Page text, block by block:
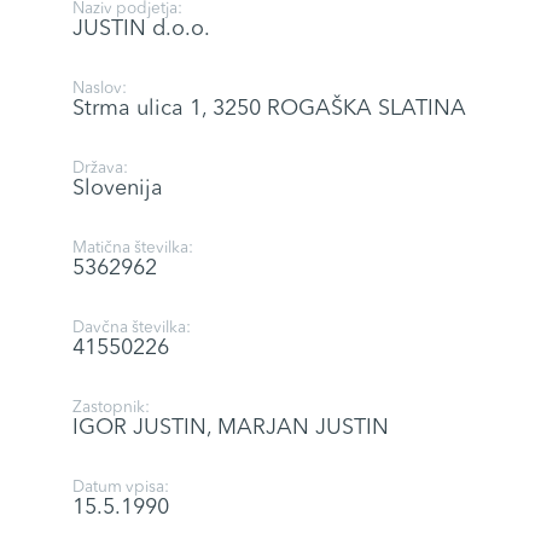
Naziv podjetja:
JUSTIN d.o.o.
Naslov:
Strma ulica 1, 3250 ROGAŠKA SLATINA
Država:
Slovenija
Matična številka:
5362962
Davčna številka:
41550226
Zastopnik:
IGOR JUSTIN, MARJAN JUSTIN
Datum vpisa:
15.5.1990